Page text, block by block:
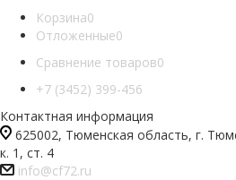
Корзина0
Отложенные0
Сравнение товаров0
+7 (3452) 399-456
Контактная информация
625002, Тюменская область, г.
к. 1, ст. 4
info@cf72.ru